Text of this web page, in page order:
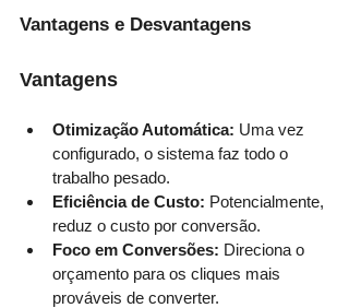
Vantagens e Desvantagens
Vantagens
Otimização Automática: Uma vez
configurado, o sistema faz todo o
trabalho pesado.
Eficiência de Custo: Potencialmente,
reduz o custo por conversão.
Foco em Conversões: Direciona o
orçamento para os cliques mais
prováveis de converter.